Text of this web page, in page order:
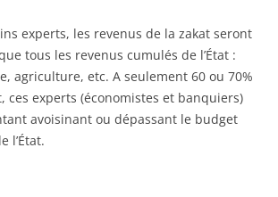
experts, les revenus de la zakat seront
tous les revenus cumulés de l’État :
agriculture, etc. A seulement 60 ou 70%
ces experts (économistes et banquiers)
avoisinant ou dépassant le budget
l’État.